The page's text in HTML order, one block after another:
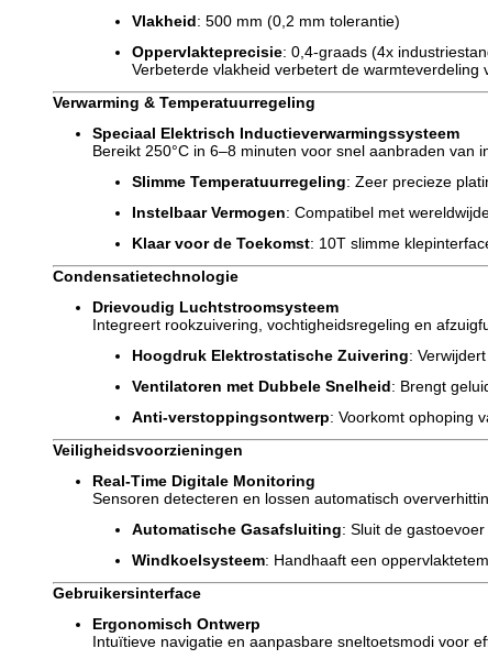
Vlakheid: 500 mm (0,2 mm tolerantie)
Oppervlakteprecisie: 0,4-graads (4x
Verbeterde vlakheid verbetert de warmteverdeling
Verwarming & Temperatuurregeling
Speciaal Elektrisch Inductieverwarmingssysteem
Bereikt 250°C in 6–8 minuten voor snel aanbraden van
Slimme Temperatuurregeling: Zeer precieze
Instelbaar Vermogen: Compatibel met
Klaar voor de Toekomst: 10T slimme
Condensatietechnologie
Drievoudig Luchtstroomsysteem
Integreert rookzuivering, vochtigheidsregeling en
Hoogdruk Elektrostatische Zuivering:
Ventilatoren met Dubbele Snelheid: Brengt
Anti-verstoppingsontwerp: Voorkomt ophoping
Veiligheidsvoorzieningen
Real-Time Digitale Monitoring
Sensoren detecteren en lossen automatisch
Automatische Gasafsluiting: Sluit de
Windkoelsysteem: Handhaaft een
Gebruikersinterface
Ergonomisch Ontwerp
Intuïtieve navigatie en aanpasbare sneltoetsmodi voor